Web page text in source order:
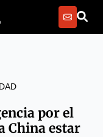
por el
China estar